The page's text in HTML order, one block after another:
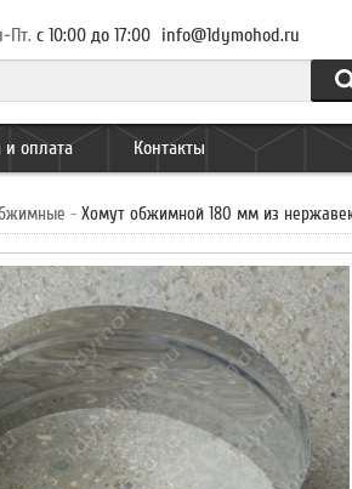
Пт. с 10:00 до 17:00 info@1dymohod.ru
и оплата Контакты
- Хомут обжимной 180 мм из